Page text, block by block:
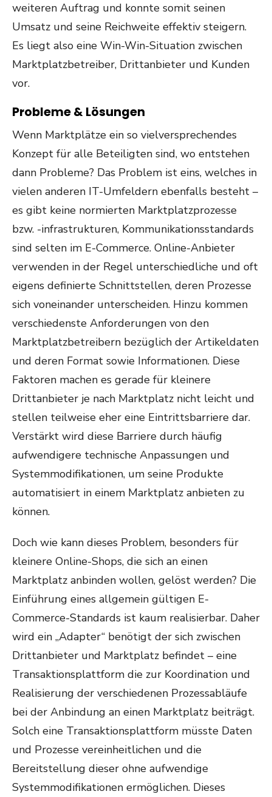
weiteren Auftrag und konnte somit seinen
Umsatz und seine Reichweite effektiv steigern.
Es liegt also eine Win-Win-Situation zwischen
Marktplatzbetreiber, Drittanbieter und Kunden
vor.
Probleme & Lösungen
Wenn Marktplätze ein so vielversprechendes
Konzept für alle Beteiligten sind, wo entstehen
dann Probleme? Das Problem ist eins, welches in
vielen anderen IT-Umfeldern ebenfalls besteht –
es gibt keine normierten Marktplatzprozesse
bzw. -infrastrukturen, Kommunikationsstandards
sind selten im E-Commerce. Online-Anbieter
verwenden in der Regel unterschiedliche und oft
eigens definierte Schnittstellen, deren Prozesse
sich voneinander unterscheiden. Hinzu kommen
verschiedenste Anforderungen von den
Marktplatzbetreibern bezüglich der Artikeldaten
und deren Format sowie Informationen. Diese
Faktoren machen es gerade für kleinere
Drittanbieter je nach Marktplatz nicht leicht und
stellen teilweise eher eine Eintrittsbarriere dar.
Verstärkt wird diese Barriere durch häufig
aufwendigere technische Anpassungen und
Systemmodifikationen, um seine Produkte
automatisiert in einem Marktplatz anbieten zu
können.
Doch wie kann dieses Problem, besonders für
kleinere Online-Shops, die sich an einen
Marktplatz anbinden wollen, gelöst werden? Die
Einführung eines allgemein gültigen E-
Commerce-Standards ist kaum realisierbar. Daher
wird ein „Adapter“ benötigt der sich zwischen
Drittanbieter und Marktplatz befindet – eine
Transaktionsplattform die zur Koordination und
Realisierung der verschiedenen Prozessabläufe
bei der Anbindung an einen Marktplatz beiträgt.
Solch eine Transaktionsplattform müsste Daten
und Prozesse vereinheitlichen und die
Bereitstellung dieser ohne aufwendige
Systemmodifikationen ermöglichen. Dieses